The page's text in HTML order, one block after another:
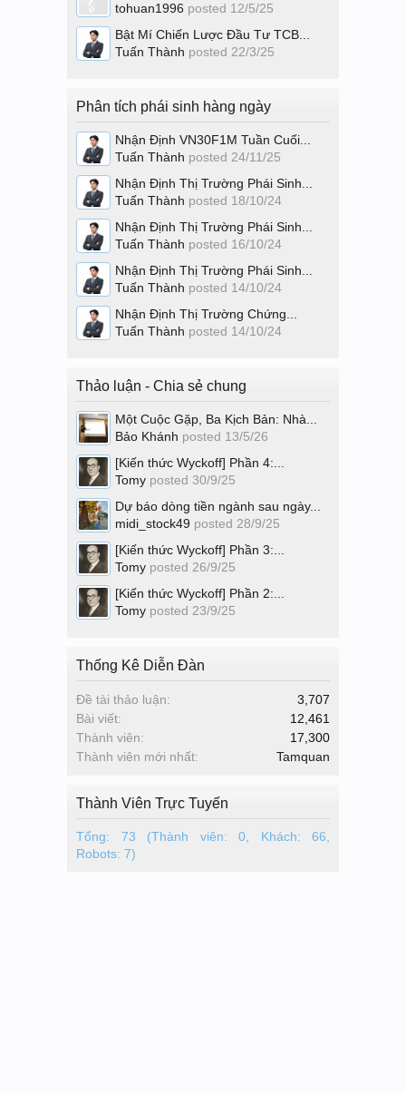
tohuan1996 posted 12/5/25
Bật Mí Chiến Lược Đầu Tư TCB...
Tuấn Thành posted 22/3/25
Phân tích phái sinh hàng ngày
Nhận Định VN30F1M Tuần Cuối...
Tuấn Thành posted 24/11/25
Nhận Định Thị Trường Phái Sinh...
Tuấn Thành posted 18/10/24
Nhận Định Thị Trường Phái Sinh...
Tuấn Thành posted 16/10/24
Nhận Định Thị Trường Phái Sinh...
Tuấn Thành posted 14/10/24
Nhận Định Thị Trường Chứng...
Tuấn Thành posted 14/10/24
Thảo luận - Chia sẻ chung
Một Cuộc Gặp, Ba Kịch Bản: Nhà...
Bảo Khánh posted 13/5/26
[Kiến thức Wyckoff] Phần 4:...
Tomy posted 30/9/25
Dự báo dòng tiền ngành sau ngày...
midi_stock49 posted 28/9/25
[Kiến thức Wyckoff] Phần 3:...
Tomy posted 26/9/25
[Kiến thức Wyckoff] Phần 2:...
Tomy posted 23/9/25
Thống Kê Diễn Đàn
Đề tài thảo luận:
3,707
Bài viết:
12,461
Thành viên:
17,300
Thành viên mới nhất:
Tamquan
Thành Viên Trực Tuyến
Tổng: 73 (Thành viên: 0, Khách: 66,
Robots: 7)